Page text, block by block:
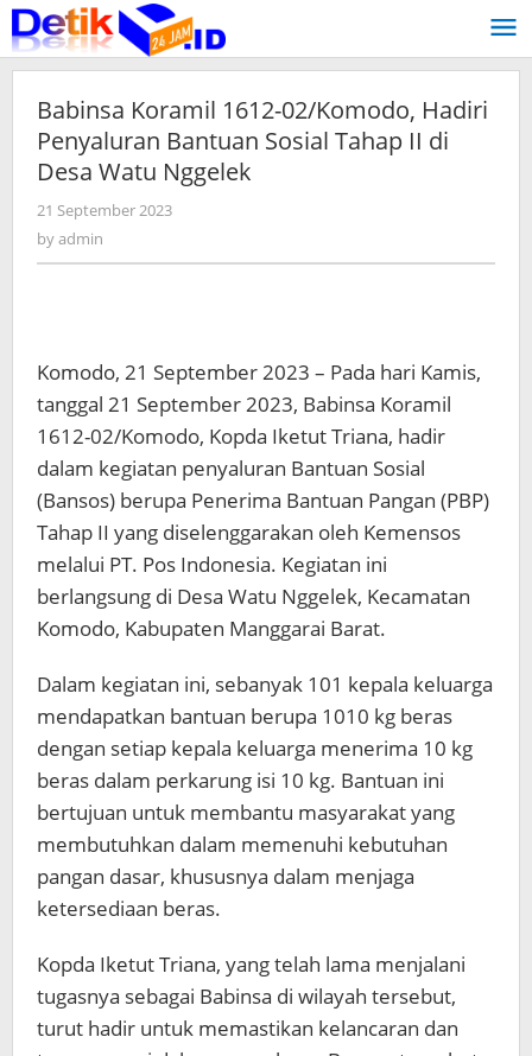
Skip
to
content
Babinsa Koramil 1612-02/Komodo, Hadiri
Penyaluran Bantuan Sosial Tahap II di
Desa Watu Nggelek
21 September 2023
byadmin
Komodo, 21 September 2023 – Pada hari Kamis,
tanggal 21 September 2023, Babinsa Koramil
1612-02/Komodo, Kopda Iketut Triana, hadir
dalam kegiatan penyaluran Bantuan Sosial
(Bansos) berupa Penerima Bantuan Pangan (PBP)
Tahap II yang diselenggarakan oleh Kemensos
melalui PT. Pos Indonesia. Kegiatan ini
berlangsung di Desa Watu Nggelek, Kecamatan
Komodo, Kabupaten Manggarai Barat.
Dalam kegiatan ini, sebanyak 101 kepala keluarga
mendapatkan bantuan berupa 1010 kg beras
dengan setiap kepala keluarga menerima 10 kg
beras dalam perkarung isi 10 kg. Bantuan ini
bertujuan untuk membantu masyarakat yang
membutuhkan dalam memenuhi kebutuhan
pangan dasar, khususnya dalam menjaga
ketersediaan beras.
Kopda Iketut Triana, yang telah lama menjalani
tugasnya sebagai Babinsa di wilayah tersebut,
turut hadir untuk memastikan kelancaran dan